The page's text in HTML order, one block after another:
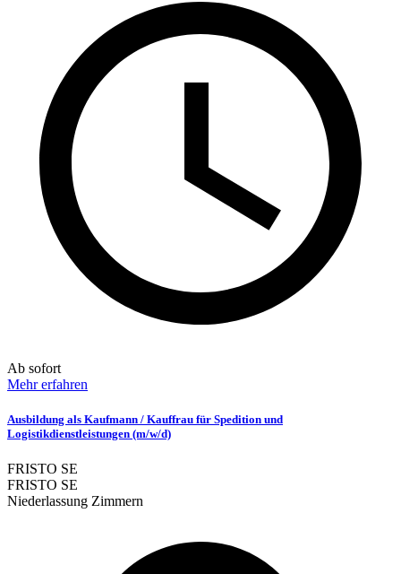
Ab sofort
Mehr erfahren
Ausbildung als Kaufmann / Kauffrau für Spedition und
Logistikdienstleistungen (m/w/d)
FRISTO SE
FRISTO SE
Niederlassung Zimmern